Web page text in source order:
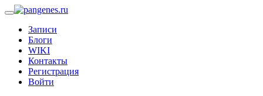
Записи
Блоги
WIKI
Контакты
Регистрация
Войти